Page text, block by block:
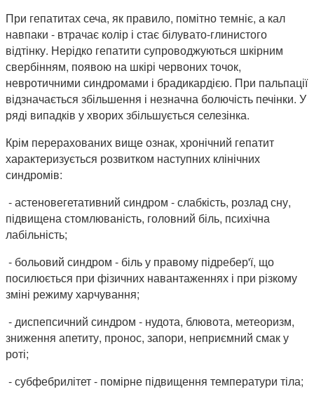
При гепатитах сеча, як правило, помітно темніє, а кал
навпаки - втрачає колір і стає білувато-глинистого
відтінку. Нерідко гепатити супроводжуються шкірним
свербінням, появою на шкірі червоних точок,
невротичними синдромами і брадикардією. При пальпації
відзначається збільшення і незначна болючість печінки. У
ряді випадків у хворих збільшується селезінка.
Крім перерахованих вище ознак, хронічний гепатит
характеризується розвитком наступних клінічних
синдромів:
- астеновегетативний синдром - слабкість, розлад сну,
підвищена стомлюваність, головний біль, психічна
лабільність;
- больовий синдром - біль у правому підребер'ї, що
посилюється при фізичних навантаженнях і при різкому
зміні режиму харчування;
- диспепсичний синдром - нудота, блювота, метеоризм,
зниження апетиту, пронос, запори, неприємний смак у
роті;
- субфебрилітет - помірне підвищення температури тіла;